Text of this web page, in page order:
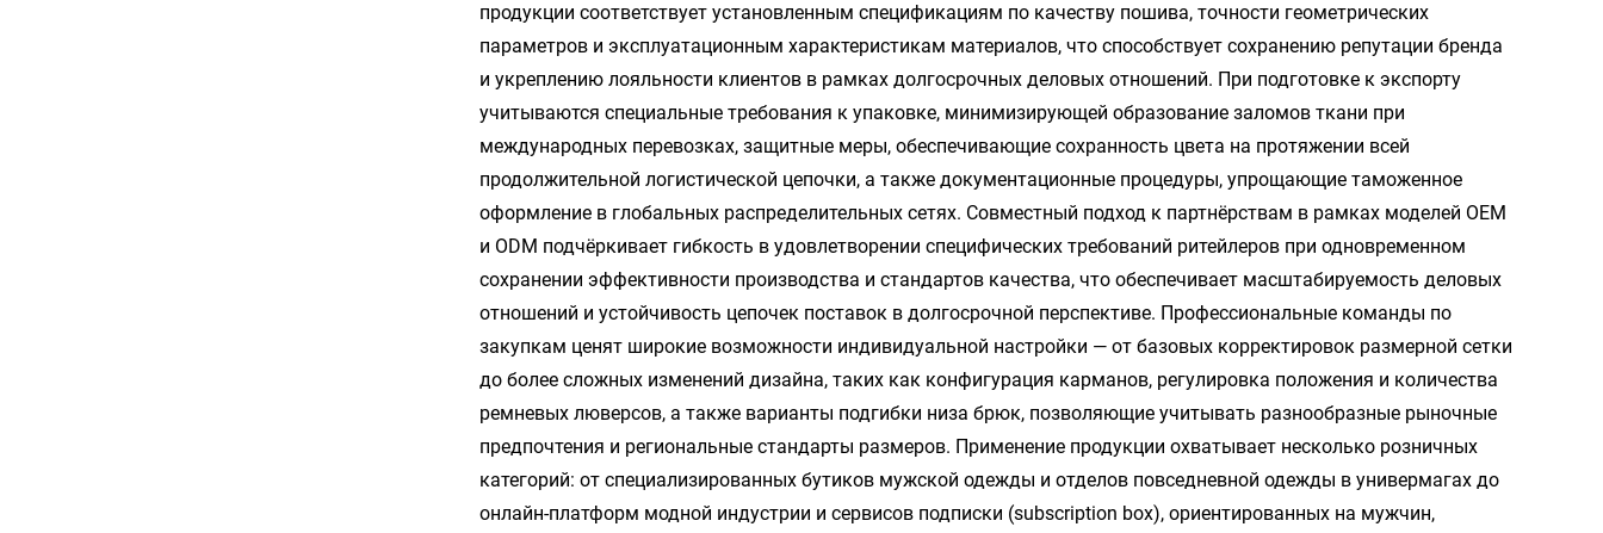
продукции соответствует установленным спецификациям по качеству пошива, точности геометрических
параметров и эксплуатационным характеристикам материалов, что способствует сохранению репутации бренда
и укреплению лояльности клиентов в рамках долгосрочных деловых отношений. При подготовке к экспорту
учитываются специальные требования к упаковке, минимизирующей образование заломов ткани при
международных перевозках, защитные меры, обеспечивающие сохранность цвета на протяжении всей
продолжительной логистической цепочки, а также документационные процедуры, упрощающие таможенное
оформление в глобальных распределительных сетях. Совместный подход к партнёрствам в рамках моделей OEM
и ODM подчёркивает гибкость в удовлетворении специфических требований ритейлеров при одновременном
сохранении эффективности производства и стандартов качества, что обеспечивает масштабируемость деловых
отношений и устойчивость цепочек поставок в долгосрочной перспективе. Профессиональные команды по
закупкам ценят широкие возможности индивидуальной настройки — от базовых корректировок размерной сетки
до более сложных изменений дизайна, таких как конфигурация карманов, регулировка положения и количества
ремневых люверсов, а также варианты подгибки низа брюк, позволяющие учитывать разнообразные рыночные
предпочтения и региональные стандарты размеров. Применение продукции охватывает несколько розничных
категорий: от специализированных бутиков мужской одежды и отделов повседневной одежды в универмагах до
онлайн-платформ модной индустрии и сервисов подписки (subscription box), ориентированных на мужчин,